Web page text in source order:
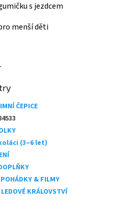
s jezdcem
menší děti
ČEPICE
(3–6 let)
POHÁDKY & FILMY
KRÁLOVSTVÍ